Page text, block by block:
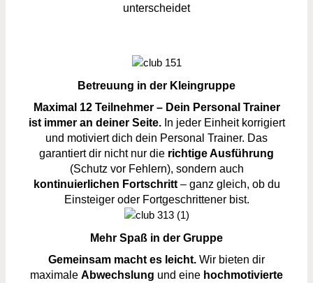
unterscheidet
Betreuung in der Kleingruppe
Maximal 12 Teilnehmer – Dein Personal Trainer
ist immer an deiner Seite.In jeder Einheit korrigiert
und motiviert dich dein Personal Trainer. Das
garantiert dir nicht nur die richtige Ausführung
(Schutz vor Fehlern), sondern auch
kontinuierlichen Fortschritt– ganz gleich, ob du
Einsteiger oder Fortgeschrittener bist.
Mehr Spaß in der Gruppe
Gemeinsam macht es leicht. Wir bieten dir
maximale Abwechslung und eine hochmotivierte